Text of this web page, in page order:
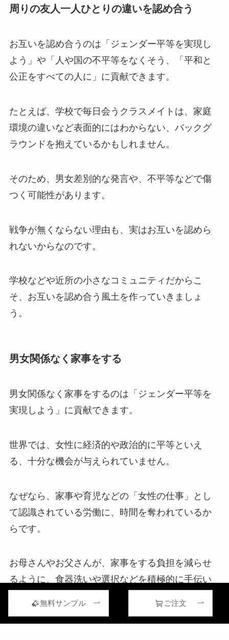
周りの友人一人ひとりの違いを認め合う
お互いを認め合うのは「ジェンダー平等を実現し
よう」や「人や国の不平等をなくそう、「平和と
公正をすべての人に」に貢献できます。
たとえば、学校で毎日会うクラスメイトは、家庭
環境の違いなど表面的にはわからない、バックグ
ラウンドを抱えているかもしれません。
そのため、男女差別的な発言や、不平等などで傷
つく可能性があります。
戦争が無くならない理由も、実はお互いを認めら
れないからなのです。
学校などや近所の小さなコミュニティだからこ
そ、お互いを認め合う風土を作っていきましょ
う。
男女関係なく家事をする
男女関係なく家事をするのは「ジェンダー平等を
実現しよう」に貢献できます。
世界では、女性に経済的や政治的に平等といえ
る、十分な機会が与えられていません。
なぜなら、家事や育児などの「女性の仕事」とし
て認識されている労働に、時間を奪われているか
らです。
お母さんやお父さんが、家事をする負担を減らせ
るように、食器洗いや選択などを積極的に手伝い
無料サンプル ご注文